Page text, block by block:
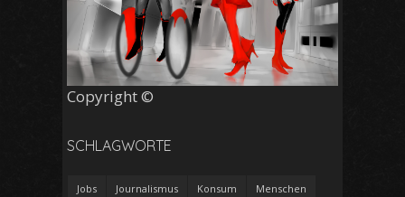
Copyright ©
SCHLAGWORTE
Jobs Journalismus Konsum Menschen